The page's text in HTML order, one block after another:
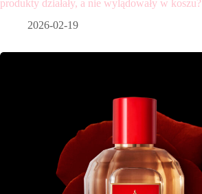
produkty działały, a nie wylądowały w koszu?
2026-02-19